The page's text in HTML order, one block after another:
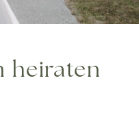
heiraten